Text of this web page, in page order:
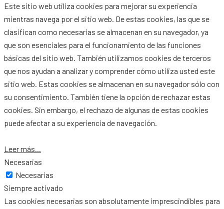
Este sitio web utiliza cookies para mejorar su experiencia
mientras navega por el sitio web. De estas cookies, las que se
clasifican como necesarias se almacenan en su navegador, ya
que son esenciales para el funcionamiento de las funciones
básicas del sitio web. También utilizamos cookies de terceros
que nos ayudan a analizar y comprender cómo utiliza usted este
sitio web. Estas cookies se almacenan en su navegador sólo con
su consentimiento. También tiene la opción de rechazar estas
cookies. Sin embargo, el rechazo de algunas de estas cookies
puede afectar a su experiencia de navegación.
Leer más...
Necesarias
Necesarias
Siempre activado
Las cookies necesarias son absolutamente imprescindibles para